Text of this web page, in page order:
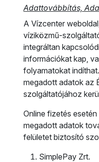
Adattovábbítás,
A Vízcenter
víziközmű-
integráltan
információkat kap,
folyamatokat
megadott adatok az
szolgáltatójához
Online fizetés
megadott adatok
felületet biztosító
SimplePay Zrt.